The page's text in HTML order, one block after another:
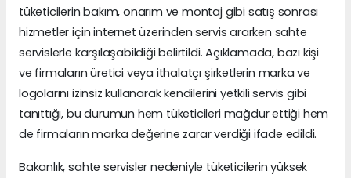
tüketicilerin bakım, onarım ve montaj gibi satış sonrası
hizmetler için internet üzerinden servis ararken sahte
servislerle karşılaşabildiği belirtildi. Açıklamada, bazı kişi
ve firmaların üretici veya ithalatçı şirketlerin marka ve
logolarını izinsiz kullanarak kendilerini yetkili servis gibi
tanıttığı, bu durumun hem tüketicileri mağdur ettiği hem
de firmaların marka değerine zarar verdiği ifade edildi.
Bakanlık, sahte servisler nedeniyle tüketicilerin yüksek